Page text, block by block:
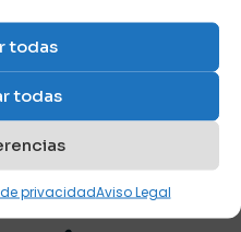
todas
todas
privacidadAviso Legal
que comente.